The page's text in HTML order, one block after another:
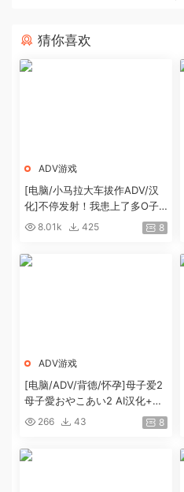
猜你喜欢
ADV游戏
[电脑/小马拉大车拔作ADV/汉
化]不停发射！我患上了多O子
病！云汉化版+CG[1.2G]
8.01k 425 8
ADV游戏
[电脑/ADV/背德/怀孕]母子爱2
母子愛おやこあい2 AI汉化+全
CG存档[438M]
266 43 8